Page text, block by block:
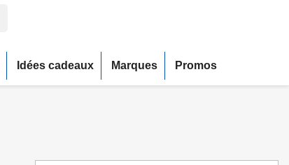
Idées cadeaux Marques Promos